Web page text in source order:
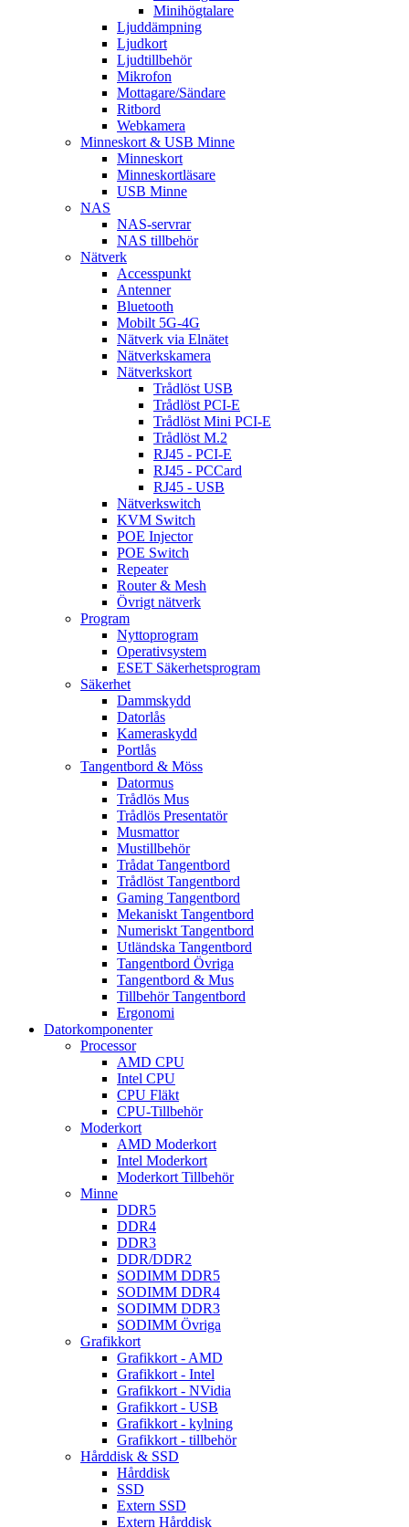
Minihögtalare
Ljuddämpning
Ljudkort
Ljudtillbehör
Mikrofon
Mottagare/Sändare
Ritbord
Webkamera
Minneskort & USB Minne
Minneskort
Minneskortläsare
USB Minne
NAS
NAS-servrar
NAS tillbehör
Nätverk
Accesspunkt
Antenner
Bluetooth
Mobilt 5G-4G
Nätverk via Elnätet
Nätverkskamera
Nätverkskort
Trådlöst USB
Trådlöst PCI-E
Trådlöst Mini PCI-E
Trådlöst M.2
RJ45 - PCI-E
RJ45 - PCCard
RJ45 - USB
Nätverkswitch
KVM Switch
POE Injector
POE Switch
Repeater
Router & Mesh
Övrigt nätverk
Program
Nyttoprogram
Operativsystem
ESET Säkerhetsprogram
Säkerhet
Dammskydd
Datorlås
Kameraskydd
Portlås
Tangentbord & Möss
Datormus
Trådlös Mus
Trådlös Presentatör
Musmattor
Mustillbehör
Trådat Tangentbord
Trådlöst Tangentbord
Gaming Tangentbord
Mekaniskt Tangentbord
Numeriskt Tangentbord
Utländska Tangentbord
Tangentbord Övriga
Tangentbord & Mus
Tillbehör Tangentbord
Ergonomi
Datorkomponenter
Processor
AMD CPU
Intel CPU
CPU Fläkt
CPU-Tillbehör
Moderkort
AMD Moderkort
Intel Moderkort
Moderkort Tillbehör
Minne
DDR5
DDR4
DDR3
DDR/DDR2
SODIMM DDR5
SODIMM DDR4
SODIMM DDR3
SODIMM Övriga
Grafikkort
Grafikkort - AMD
Grafikkort - Intel
Grafikkort - NVidia
Grafikkort - USB
Grafikkort - kylning
Grafikkort - tillbehör
Hårddisk & SSD
Hårddisk
SSD
Extern SSD
Extern Hårddisk